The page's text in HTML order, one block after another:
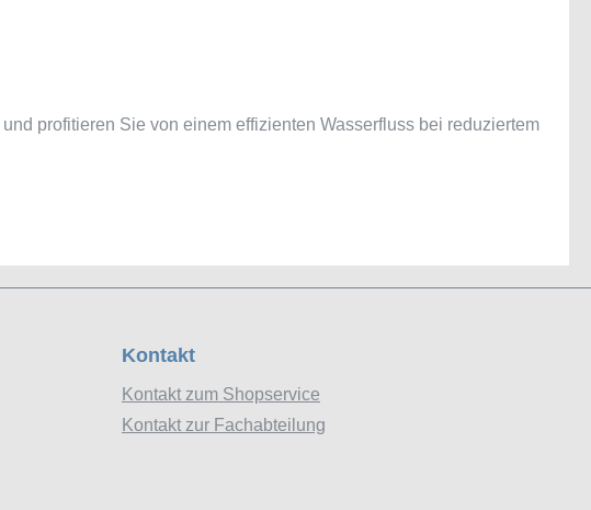
und profitieren Sie von einem effizienten Wasserfluss bei reduziertem
Kontakt
Kontakt zum Shopservice
Kontakt zur Fachabteilung